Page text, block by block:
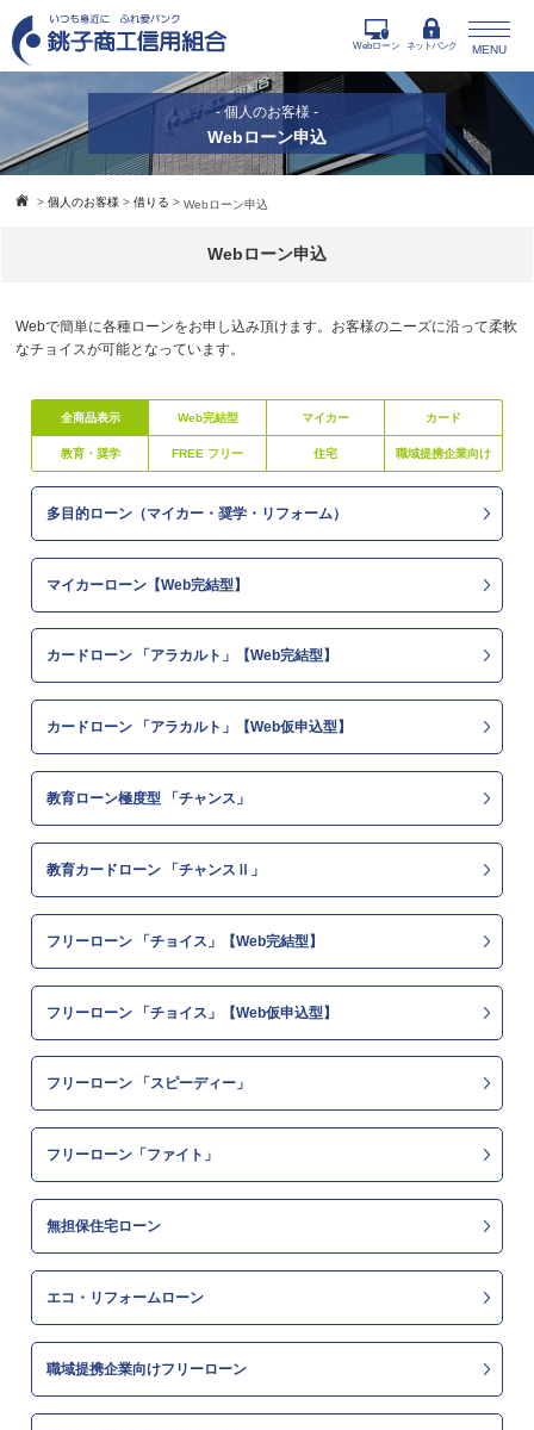
MENU
Webローン ネットバンク
- 個人のお客様 -
Webローン申込
>個人のお客様 >借りる >Webローン申込
Webローン申込
Webで簡単に各種ローンをお申し込み頂けます。お客様のニーズに沿って柔軟
なチョイスが可能となっています。
全商品表示 Web完結型 マイカー カード
教育・奨学 FREE フリー 住宅 職域提携企業向け
多目的ローン（マイカー・奨学・リフォーム）
マイカーローン【Web完結型】
カードローン 「アラカルト」【Web完結型】
カードローン 「アラカルト」【Web仮申込型】
教育ローン極度型 「チャンス」
教育カードローン 「チャンスⅡ」
フリーローン 「チョイス」【Web完結型】
フリーローン 「チョイス」【Web仮申込型】
フリーローン 「スピーディー」
フリーローン「ファイト」
無担保住宅ローン
エコ・リフォームローン
職域提携企業向けフリーローン